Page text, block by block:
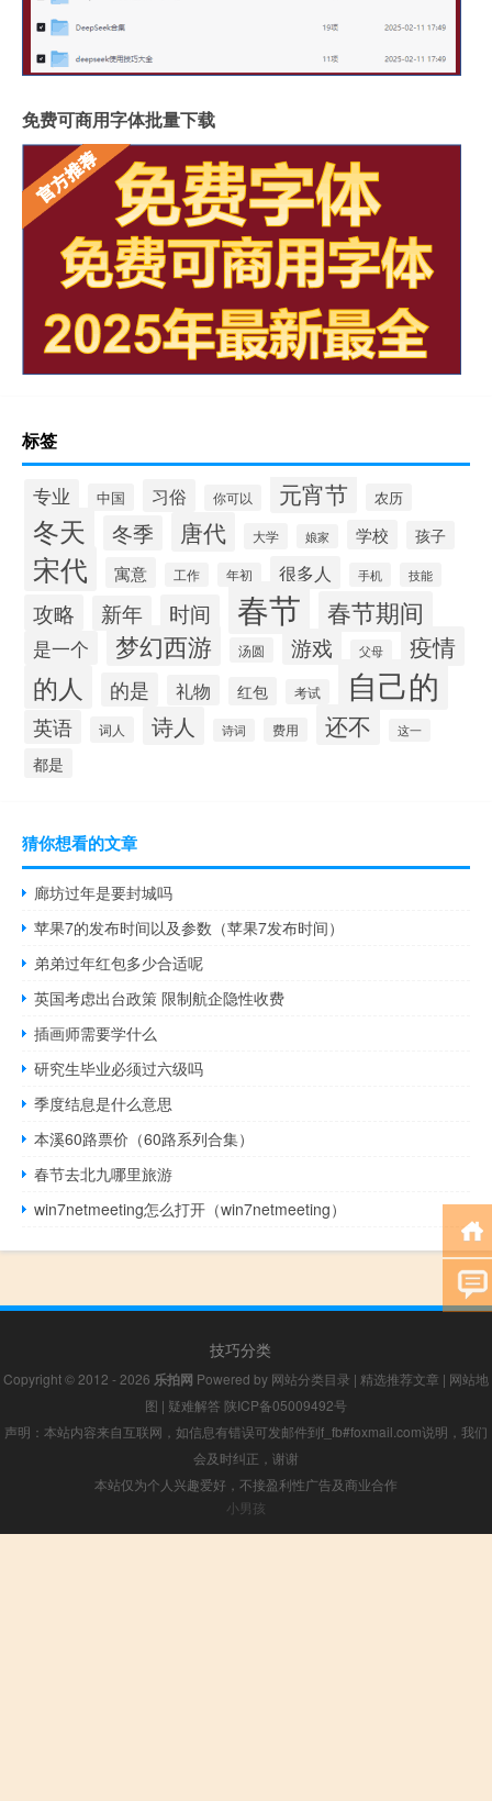
免费可商用字体批量下载
标签
专业 中国 习俗 你可以 元宵节 农历
冬天 冬季 唐代 大学 娘家 学校 孩子
宋代 寓意 工作 年初 很多人 手机 技能
攻略 新年 时间 春节 春节期间
是一个 梦幻西游 汤圆 游戏 父母 疫情
的人 的是 礼物 红包 考试 自己的
英语 词人 诗人 诗词 费用 还不 这一
都是
猜你想看的文章
廊坊过年是要封城吗
苹果7的发布时间以及参数（苹果7发布时间）
弟弟过年红包多少合适呢
英国考虑出台政策 限制航企隐性收费
插画师需要学什么
研究生毕业必须过六级吗
季度结息是什么意思
本溪60路票价（60路系列合集）
春节去北九哪里旅游
win7netmeeting怎么打开（win7netmeeting）
技巧分类
Copyright © 2012 - 2026 乐拍网 Powered by 网站分类目录 | 精选推荐文章 | 网站地
图 | 疑难解答 陕ICP备05009492号
声明：本站内容来自互联网，如信息有错误可发邮件到f_fb#foxmail.com说明，我们
会及时纠正，谢谢
本站仅为个人兴趣爱好，不接盈利性广告及商业合作
小男孩